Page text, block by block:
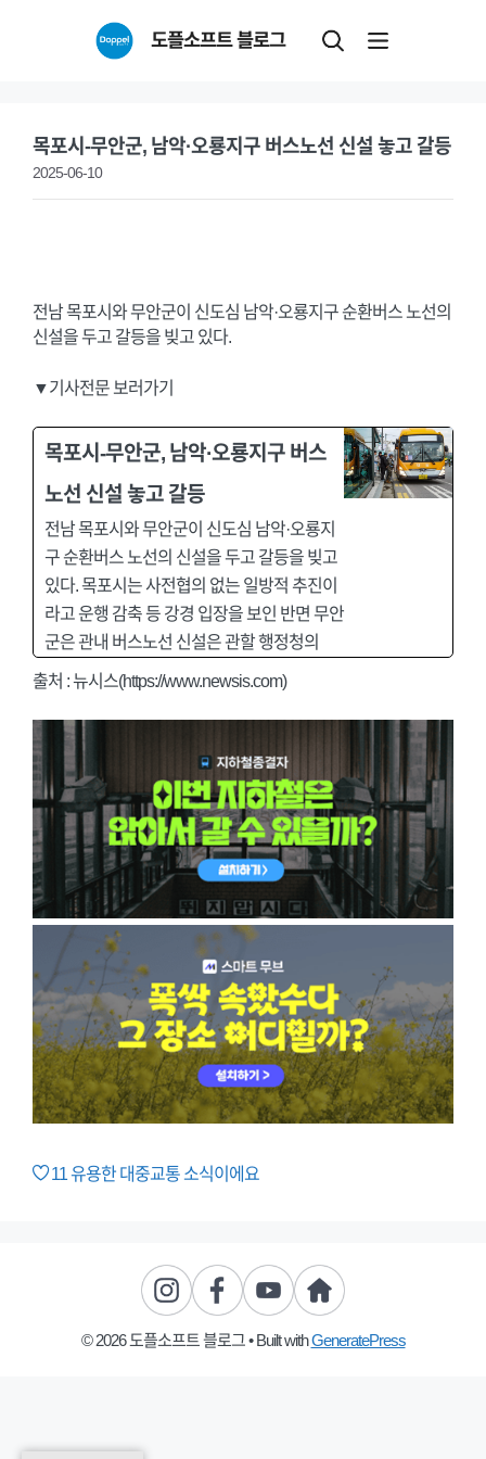
도플소프트 블로그
목포시-무안군, 남악·오룡지구 버스노선 신설 놓고 갈등
2025-06-10
전남 목포시와 무안군이 신도심 남악·오룡지구 순환버스 노선의
신설을 두고 갈등을 빚고 있다.
▼기사전문 보러가기
목포시-무안군, 남악·오룡지구 버스
노선 신설 놓고 갈등
전남 목포시와 무안군이 신도심 남악·오룡지
구 순환버스 노선의 신설을 두고 갈등을 빚고
있다. 목포시는 사전협의 없는 일방적 추진이
라고 운행 감축 등 강경 입장을 보인 반면 무안
군은 관내 버스노선 신설은 관할 행정청의
출처 : 뉴시스(https://www.newsis.com)
11유용한 대중교통 소식이에요
© 2026 도플소프트 블로그• Built withGeneratePress